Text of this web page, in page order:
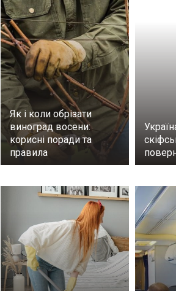
Як і коли обрізати
виноград восени:
корисні поради та
правила